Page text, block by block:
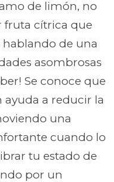
de limón, no
fruta cítrica que
hablando de una
asombrosas
Se conoce que
a reducir la
una
cuando lo
tu estado de
por un